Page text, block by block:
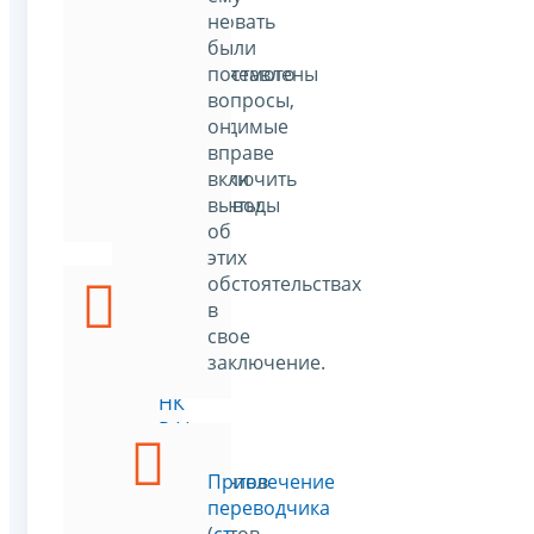
истребовать
проверяемого
необходимые
проверки
документы.
Выемка
НК
РФ )
документов
не
были
поставлены
вопросы,
он
вправе
включить
выводы
об
этих
обстоятельствах
в
свое
заключение.
Привлечение
переводчика